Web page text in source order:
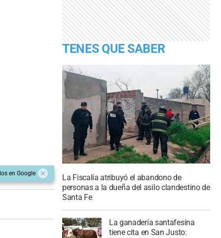
en Google
TENES QUE SABER
La Fiscalía atribuyó el abandono de
personas a la dueña del asilo clandestino de
Santa Fe
La ganadería santafesina
tiene cita en San Justo: